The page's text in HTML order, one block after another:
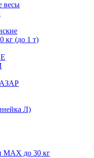
весы
кг (до 1 т)
Л)
MAX до 30 кг